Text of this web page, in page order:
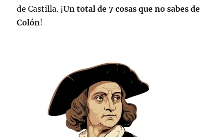
de Castilla. ¡Un total de 7 cosas que no sabes de
Colón!